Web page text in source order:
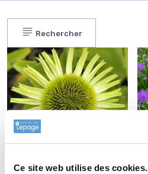
Ce site web utilise des cookies.
Rechercher